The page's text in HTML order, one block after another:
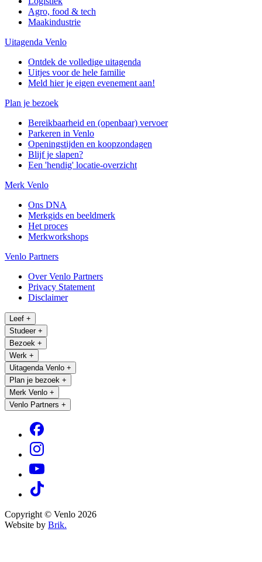
Agro, food & tech
Maakindustrie
Uitagenda Venlo
Ontdek de volledige uitagenda
Uitjes voor de hele familie
Meld hier je eigen evenement aan!
Plan je bezoek
Bereikbaarheid en (openbaar) vervoer
Parkeren in Venlo
Openingstijden en koopzondagen
Blijf je slapen?
Een 'hendig' locatie-overzicht
Merk Venlo
Ons DNA
Merkgids en beeldmerk
Het proces
Merkworkshops
Venlo Partners
Over Venlo Partners
Privacy Statement
Disclaimer
Leef +
Studeer +
Bezoek +
Werk +
Uitagenda Venlo +
Plan je bezoek +
Merk Venlo +
Venlo Partners +
Copyright © Venlo 2026
Website by Brik.